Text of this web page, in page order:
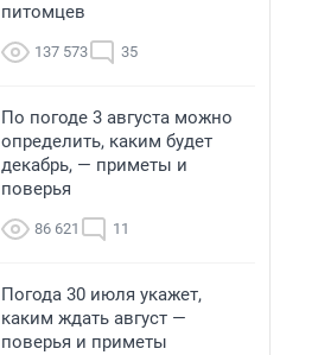
питомцев
137 573 35
По погоде 3 августа можно
определить, каким будет
декабрь, — приметы и
поверья
86 621 11
Погода 30 июля укажет,
каким ждать август —
поверья и приметы